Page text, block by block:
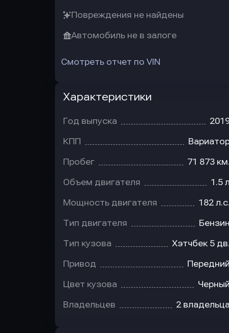
Повреждения не найдены
Автомобиль не в залоге
Смотреть отчет по VIN
Характеристики
Год выпуска
КПП
Пробег 71 873 км.
Объем двигателя 1.5 л
Мощность двигателя 182 л.с.
Тип двигателя Бензин
Тип кузова Хэтчбек 5 дв.
Привод Передний
Цвет кузова Черный
Владельцев 2